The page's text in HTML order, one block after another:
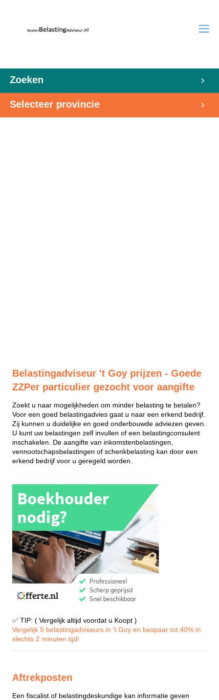
Zoeken
Selecteer provincie
Belastingadviseur 't Goy prijzen - Goede
ZZPer particulier gezocht voor aangifte
Zoekt u naar mogelijkheden om minder belasting te betalen?
Voor een goed belastingadvies gaat u naar een erkend bedrijf.
Zij kunnen u duidelijke en goed onderbouwde adviezen geven.
U kunt uw belastingen zelf invullen of een belastingconsulent
inschakelen. De aangifte van inkomstenbelastingen,
vennootschapsbelastingen of schenkbelasting kan door een
erkend bedrijf voor u geregeld worden.
✅ TIP: ( Vergelijk altijd voordat u Koopt )
Vergelijk 5 belastingadviseurs in 't Goy en bespaar tot 40% in
slechts 2 minuten tijd!
Aftrekposten
Een fiscalist of belastingdeskundige kan informatie geven